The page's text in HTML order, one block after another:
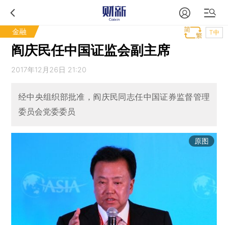
金融 T中
阎庆民任中国证监会副主席
2017年12月26日 21:20
经中央组织部批准，阎庆民同志任中国证券监督管理
委员会党委委员
原图